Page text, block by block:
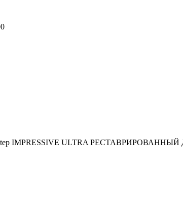
Step IMPRESSIVE ULTRA